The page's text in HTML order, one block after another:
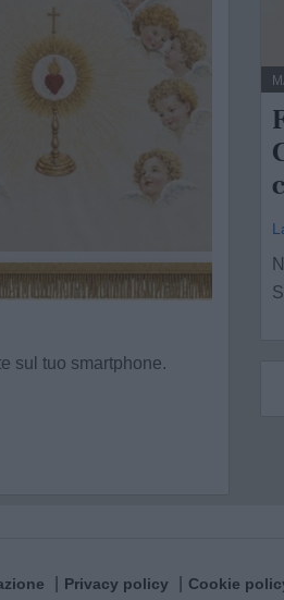
sul tuo smartphone.
Privacy policy Cookie